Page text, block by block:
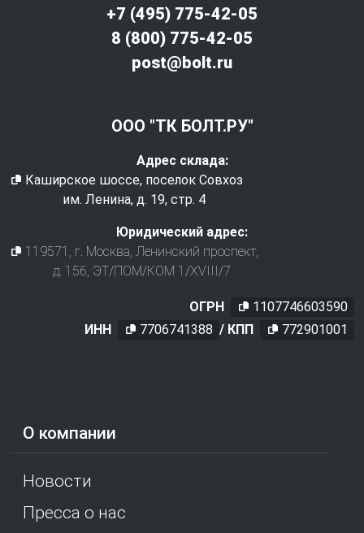
О компании
Новости
Пресса о нас
+7 (495) 775-42-05
8 (800) 775-42-05
post@bolt.ru
ООО "ТК БОЛТ.РУ"
Адрес склада:
Каширское шоссе, поселок Совхоз
им. Ленина, д. 19, стр. 4
Юридический адрес:
119571 , г. Москва, Ленинский проспект,
д. 156, ЭТ/ПОМ/КОМ 1/XVIII/7
ОГРН
1107746603590
ИНН
7706741388 / КПП 772901001